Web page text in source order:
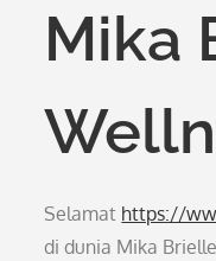
Mika
Selamat https://
di dunia Mika